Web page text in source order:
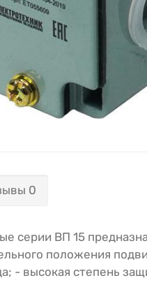
0
серии ВП 15
положения
- высокая степень